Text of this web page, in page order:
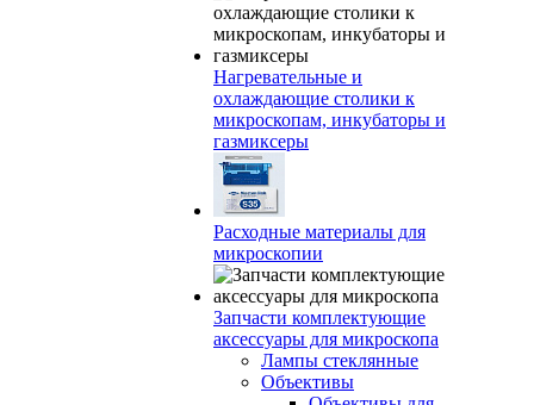
Нагревательные и
охлаждающие столики к
микроскопам, инкубаторы и
газмиксеры
Расходные материалы для
микроскопии
Запчасти комплектующие
аксессуары для микроскопа
Лампы стеклянные
Объективы